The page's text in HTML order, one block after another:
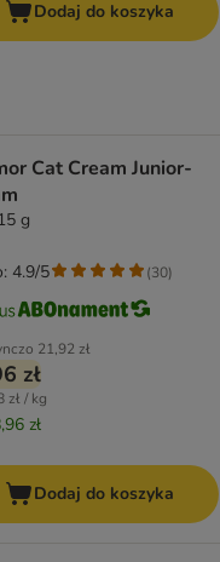
Dodaj do koszyka
Cat Cream Junior-
g
21,92 zł
zł
zł / kg
zł
4.9/5 (30)
Dodaj do koszyka